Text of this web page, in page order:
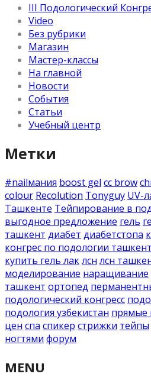
III Подологический
Video
Без рубрики
Магазин
Мастер-классы
На главной
Новости
События
Статьи
Учебный центр
Метки
#nailмания boost gel cc brow
colour Recolution Tonyguy UV-
Ташкенте Тейпирование в
выгодное предложение гель
ташкент диабет диабетстопа
конгрес по подологии ташкент
купить гель лаклсн лсн
моделирование наращивание
ташкент ортопед
подологический конгресс
подология узбекистан прямые
цен спа спикер стрижки тейпы
ногтями форум
MENU